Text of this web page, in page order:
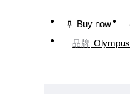
Buy now
品牌 Olympus